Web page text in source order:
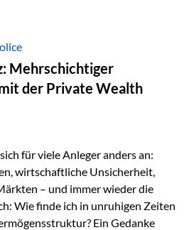
2025 war ein außergewöhnlich
Durchschnitt über alle
zeigt sich ebenfalls ein
Mehrschichtiger
der Private Wealth
für viele Anleger anders an:
wirtschaftliche Unsicherheit,
– und immer wieder die
Wie finde ich in unruhigen Zeiten
Ein Gedanke